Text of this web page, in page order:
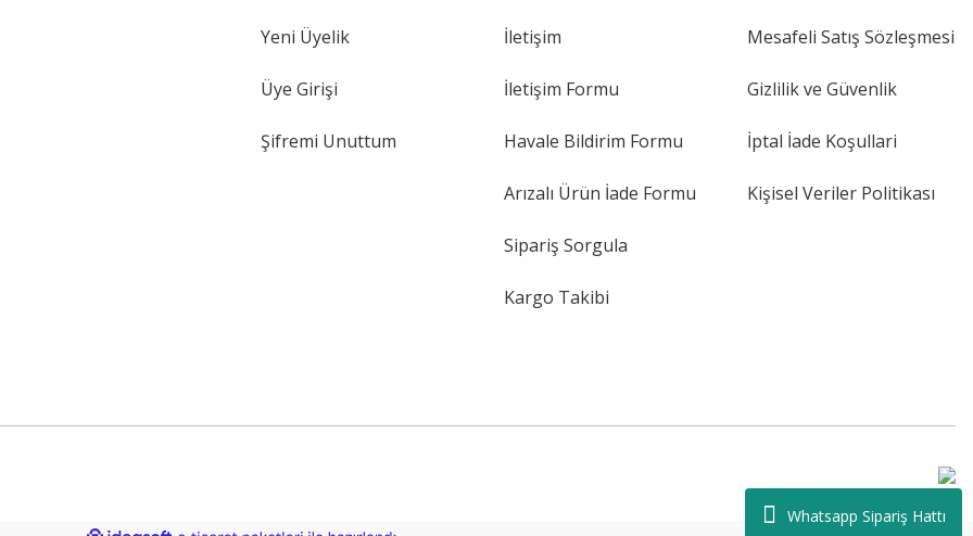
Whatsapp Sipariş Hattı
Yeni Üyelik
Üye Girişi
Şifremi Unuttum
İletişim
İletişim Formu
Havale Bildirim Formu
Arızalı Ürün İade Formu
Sipariş Sorgula
Kargo Takibi
Mesafeli Satış Sözleşmesi
Gizlilik ve Güvenlik
İptal İade Koşullari
Kişisel Veriler Politikası